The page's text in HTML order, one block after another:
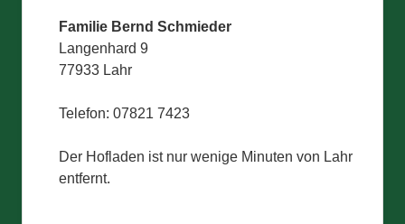
Familie Bernd Schmieder
Langenhard 9
77933 Lahr
Telefon: 07821 7423
Der Hofladen ist nur wenige Minuten von Lahr
entfernt.